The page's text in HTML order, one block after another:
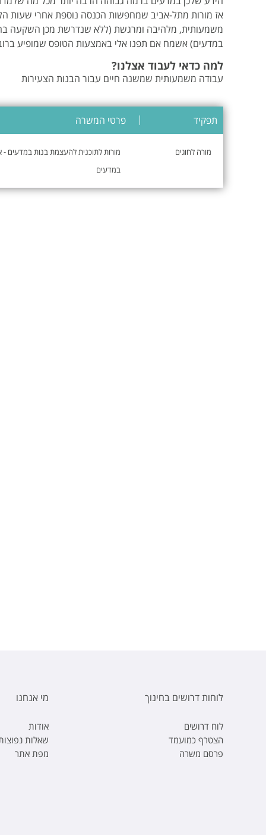
אז מורות מתל-אביב שמחפשות הכנסה נוספת אחרי שעות
משמעותית, מלהיבה ומרגשת (ללא שנדרשת מכן השקעה
במדעים) אשמח אם תפנו אלי באמצעות הטופס שמופיע
למה כדאי לעבוד אצלנו?
עבודה משמעותית שמשנה חיים עבור הבנות הצעירות
תפקיד פרטי המשרה
מורה לחוגים
מורות לתוכנית להעצמת בנות במדעים -
במדעים
לוחות דרושים בחינוך
לוח דרושים
הצטרף כמועמד
פרסם משרה
מי אנחנו
אודות
שאלות
מפת אתר